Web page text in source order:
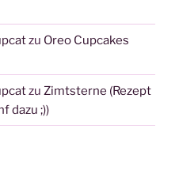
zu Oreo Cupcakes
zu Zimtsterne (Rezept
dazu ;))